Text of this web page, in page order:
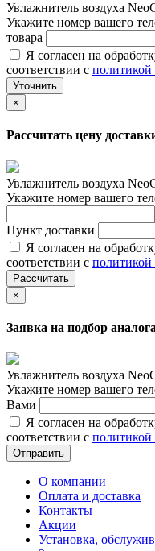
Увлажнитель воздуха
Укажите номер вашего
товара
Я согласен на
соответствии с политикой
Уточнить
×
Рассчитать цену
Увлажнитель воздуха
Укажите номер вашего
Пункт доставки
Я согласен на
соответствии с политикой
Рассчитать
×
Заявка на подбор аналога
Увлажнитель воздуха
Укажите номер вашего
Вами
Я согласен на
соответствии с политикой
Отправить
О компании
Оплата и доставка
Контакты
Акции
Установка,